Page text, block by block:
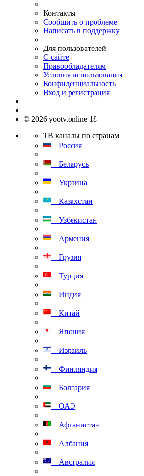
Контакты
Сообщить о проблеме
Написать в поддержку
Для пользователей
О сайте
Правообладателям
Условия использования
Конфиденциальность
Вход и регистрация
© 2026 yootv.online 18+
ТВ каналы по странам
Россия
Беларусь
Украина
Казахстан
Узбекистан
Армения
Грузия
Турция
Индия
Китай
Япония
Израиль
Финляндия
Болгария
ОАЭ
Афганистан
Албания
Австралия